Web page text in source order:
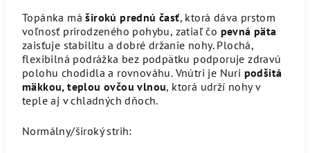
Topánka má širokú prednú časť, ktorá dáva prstom
voľnosť prirodzeného pohybu, zatiaľ čo pevná päta
zaisťuje stabilitu a dobré držanie nohy. Plochá,
flexibilná podrážka bez podpätku podporuje zdravú
polohu chodidla a rovnováhu. Vnútri je Nuri podšitá
mäkkou, teplou ovčou vlnou, ktorá udrží nohy v
teple aj v chladných dňoch.
Normálny/široký strih: